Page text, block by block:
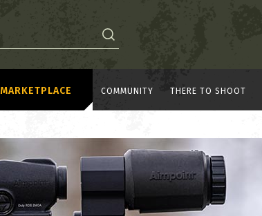
MARKETPLACE COMMUNITY THERE TO SHOOT